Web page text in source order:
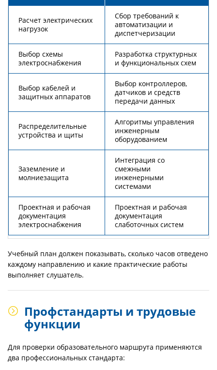
Расчет электрических
нагрузок
Сбор требований к
автоматизации и
диспетчеризации
Выбор схемы
электроснабжения
Разработка структурных
и функциональных схем
Выбор кабелей и
защитных аппаратов
Выбор контроллеров,
датчиков и средств
передачи данных
Распределительные
устройства и щиты
Алгоритмы управления
инженерным
оборудованием
Заземление и
молниезащита
Интеграция со
смежными
инженерными
системами
Проектная и рабочая
документация
электроснабжения
Проектная и рабочая
документация
слаботочных систем
Учебный план должен показывать, сколько часов отведено
каждому направлению и какие практические работы
выполняет слушатель.
Профстандарты и трудовые
функции
Для проверки образовательного маршрута применяются
два профессиональных стандарта: